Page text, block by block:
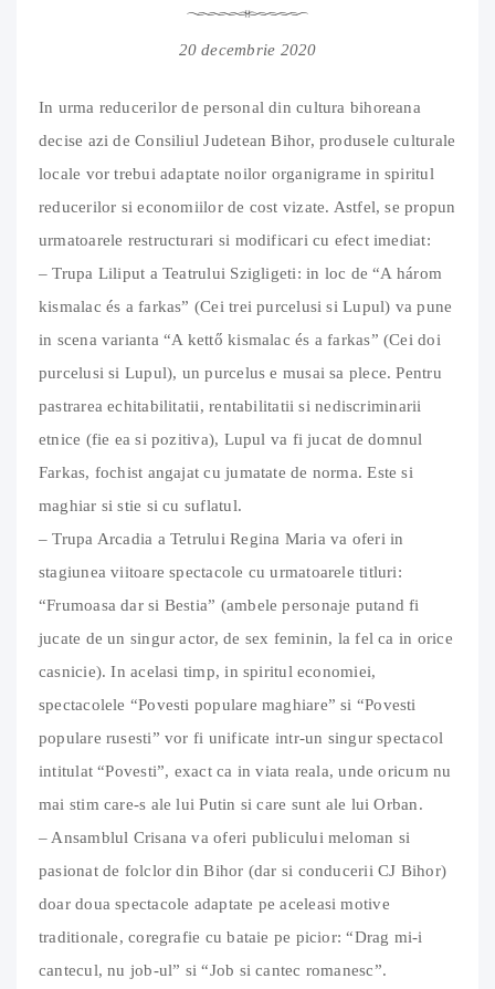
20 decembrie 2020
In urma reducerilor de personal din cultura bihoreana
decise azi de Consiliul Judetean Bihor, produsele culturale
locale vor trebui adaptate noilor organigrame in spiritul
reducerilor si economiilor de cost vizate. Astfel, se propun
urmatoarele restructurari si modificari cu efect imediat:
– Trupa Liliput a Teatrului Szigligeti: in loc de “A három
kismalac és a farkas” (Cei trei purcelusi si Lupul) va pune
in scena varianta “A kettő kismalac és a farkas” (Cei doi
purcelusi si Lupul), un purcelus e musai sa plece. Pentru
pastrarea echitabilitatii, rentabilitatii si nediscriminarii
etnice (fie ea si pozitiva), Lupul va fi jucat de domnul
Farkas, fochist angajat cu jumatate de norma. Este si
maghiar si stie si cu suflatul.
– Trupa Arcadia a Tetrului Regina Maria va oferi in
stagiunea viitoare spectacole cu urmatoarele titluri:
“Frumoasa dar si Bestia” (ambele personaje putand fi
jucate de un singur actor, de sex feminin, la fel ca in orice
casnicie). In acelasi timp, in spiritul economiei,
spectacolele “Povesti populare maghiare” si “Povesti
populare rusesti” vor fi unificate intr-un singur spectacol
intitulat “Povesti”, exact ca in viata reala, unde oricum nu
mai stim care-s ale lui Putin si care sunt ale lui Orban.
– Ansamblul Crisana va oferi publicului meloman si
pasionat de folclor din Bihor (dar si conducerii CJ Bihor)
doar doua spectacole adaptate pe aceleasi motive
traditionale, coregrafie cu bataie pe picior: “Drag mi-i
cantecul, nu job-ul” si “Job si cantec romanesc”.